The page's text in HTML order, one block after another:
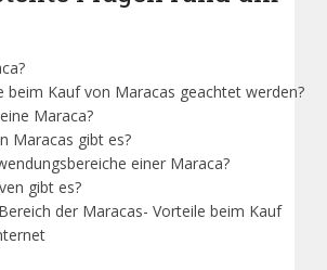
beim Kauf von Maracas geachtet werden?
Maraca?
Maracas gibt es?
einer Maraca?
gibt es?
der Maracas- Vorteile beim Kauf